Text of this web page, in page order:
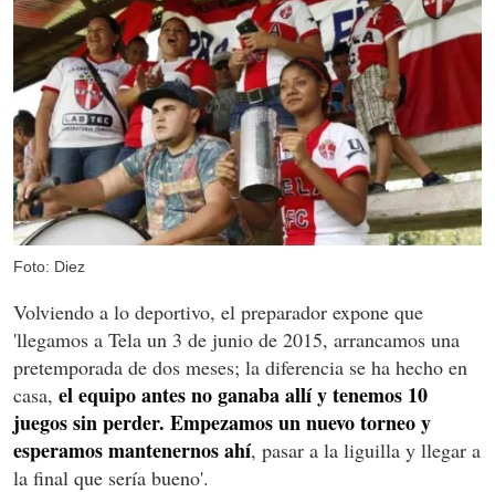
Foto: Diez
Volviendo a lo deportivo, el preparador expone que
'llegamos a Tela un 3 de junio de 2015, arrancamos una
pretemporada de dos meses; la diferencia se ha hecho en
casa, el equipo antes no ganaba allí y tenemos 10
juegos sin perder. Empezamos un nuevo torneo y
esperamos mantenernos ahí, pasar a la liguilla y llegar a
la final que sería bueno'.